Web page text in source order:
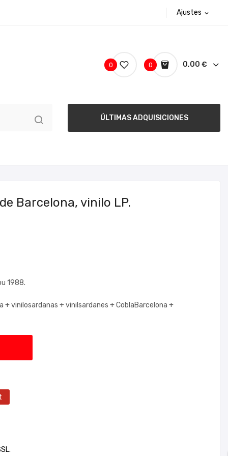
Ajustes expand_more
0 0,00 €
0
ÚLTIMAS ADQUISICIONES
Barcelona, vinilo LP.
1988.
+vinilosardanas +vinilsardanes +CoblaBarcelona +